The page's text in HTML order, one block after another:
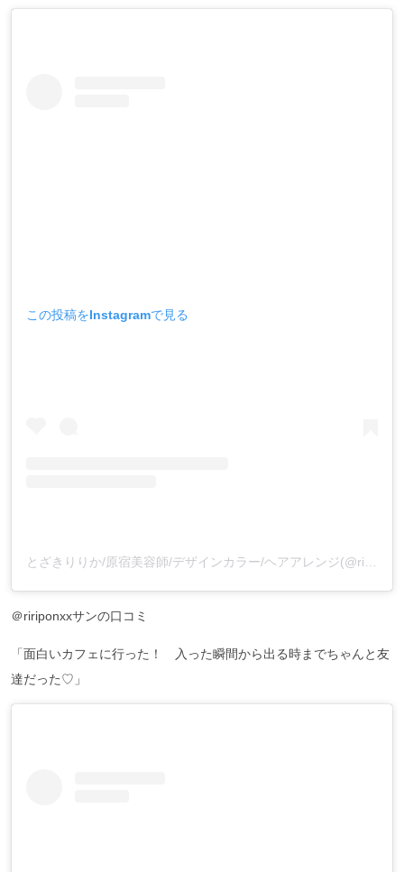
この投稿をInstagramで見る
とざきりりか/原宿美容師/デザインカラー/ヘアアレンジ(@ririponxx)がシェアした投稿
＠ririponxxサンの口コミ
「面白いカフェに行った！ 入った瞬間から出る時までちゃんと友
達だった♡」